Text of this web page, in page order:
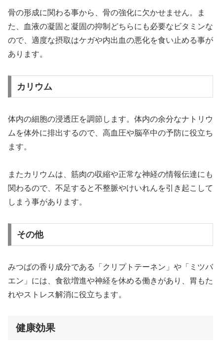
骨の形成に関わる事から、骨の強化に欠かせません。ま
た、血液の凝固と凝固の抑制どちらにも必要なビタミンな
ので、適度な摂取はケガや内出血の悪化を食い止める事が
あります。
カリウム
体内の細胞の浸透圧を調節します。体内の余分なナトリウ
ムを体外に排出するので、高血圧や脳卒中の予防に役立ち
ます。
またカリウムは、筋肉の収縮や正常な神経の情報伝達にも
関わるので、不足すると不整脈やけいれんを引き起こして
しまう事があります。
その他
みつばの香り成分である「クリプトテーネン」や「ミツバ
エン」には、食欲増進や神経を休める働きがあり、胃もた
れやストレス解消に役立ちます。
健康効果